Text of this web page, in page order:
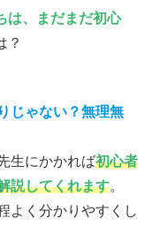
は、まだまだ初心
？
じゃない？無理無
生にかかれば初心者
説してくれます。
よく分かりやすくし